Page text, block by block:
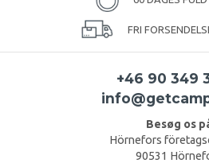
FRI
+46 90 349
Besøg os
Hörnefors
90531